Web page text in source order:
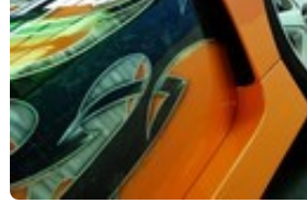
Flottes
Auto
Services
Forum